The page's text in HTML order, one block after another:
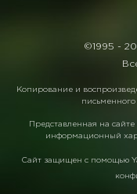
©1995 -
Копирование и
письменного
Представленная на
информационный
Сайт защищен с помощью